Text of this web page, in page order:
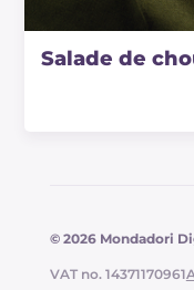
Salade de
© 2026 Mondadori
VAT no. 14371170961